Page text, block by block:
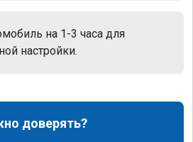
на 1-3 часа для
настройки.
доверять?